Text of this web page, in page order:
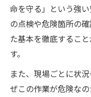
命を守る」という強
の点検や危険箇所の
た基本を徹底するこ
す。
また、現場ごとに状
ぜこの作業が危険な